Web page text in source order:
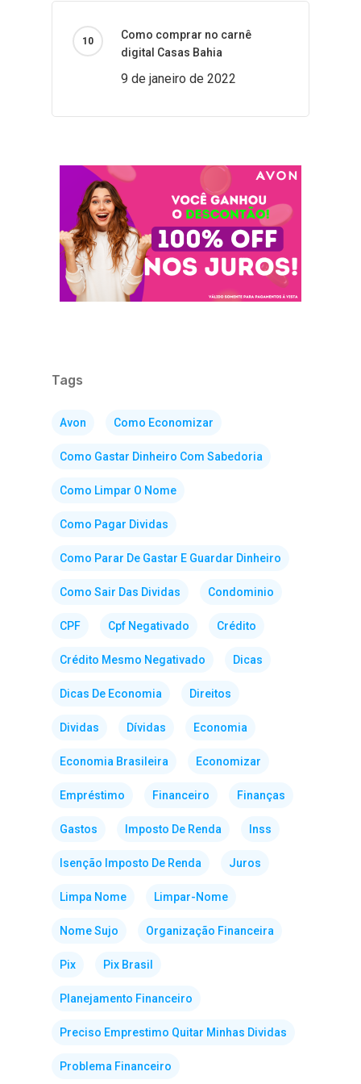
Como comprar no carnê
digital Casas Bahia
9 de janeiro de 2022
Tags
Avon Como Economizar
Como Gastar Dinheiro Com Sabedoria
Como Limpar O Nome
Como Pagar Dividas
Como Parar De Gastar E Guardar Dinheiro
Como Sair Das Dividas Condominio
CPF Cpf Negativado Crédito
Crédito Mesmo Negativado Dicas
Dicas De Economia Direitos
Dividas Dívidas Economia
Economia Brasileira Economizar
Empréstimo Financeiro Finanças
Gastos Imposto De Renda Inss
Isenção Imposto De Renda Juros
Limpa Nome Limpar-Nome
Nome Sujo Organização Financeira
Pix Pix Brasil
Planejamento Financeiro
Preciso Emprestimo Quitar Minhas Dividas
Problema Financeiro